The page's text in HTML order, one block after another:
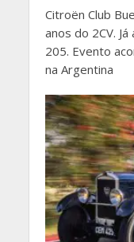
Citroën Club
anos do 2CV.
205. Evento
na Argentina